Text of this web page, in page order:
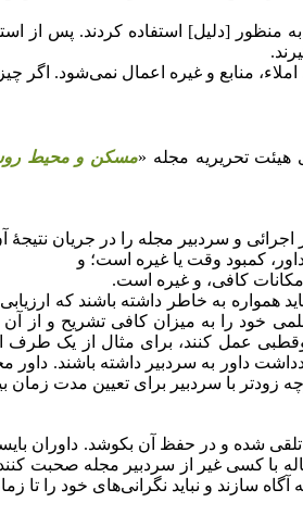
منظور [دلیل] استفاده کردند. پس از
منابع و غیره اعمال نمی‌شود.
هیئت تحریریه مجله «مسکن و محیط
و سردبیر مجله را در جریان
کمبود وقت یا غیره است؛ و
کافی، و غیره است.
همواره به خاطر داشته باشند که
خود را به میزان کافی تشریح و از
عمل کنند، برای مثال از یک طرف
داور به سردبیر داشته باشند. داور
با سردبیر برای تعیین مدت زمان
شده و در حفظ آن بکوشد. داوران
با کسی غیر از سردبیر مجله صحبت کنند
سازند و نباید نگرانی‌های خود را تا